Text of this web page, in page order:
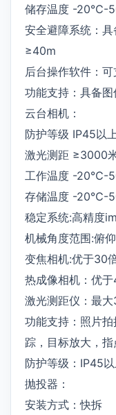
储存温度 -20℃-
安全避障系统：
≥40m
后台操作软件：
功能支持：具备
云台相机：
防护等级 IP45以上
激光测距 ≥3000
工作温度 -20℃-
存储温度 -20℃-
稳定系统:高精度
机械角度范围:俯
变焦相机:优于30
热成像相机：优
激光测距仪：最
功能支持：照片
踪，目标放大，指
防护等级：IP45以
抛投器：
安装方式：快拆